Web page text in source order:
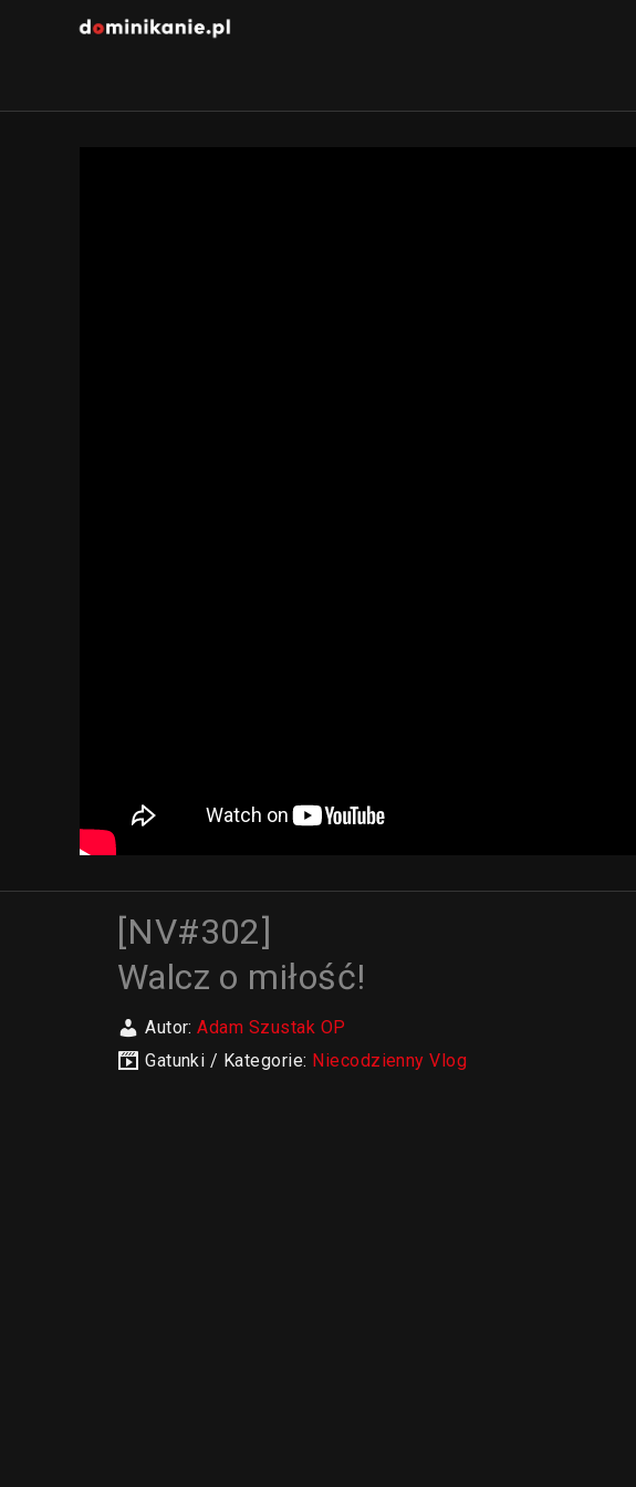
[NV#302]
Walcz o miłość!
Autor:Adam Szustak OP
Gatunki / Kategorie: Niecodzienny Vlog